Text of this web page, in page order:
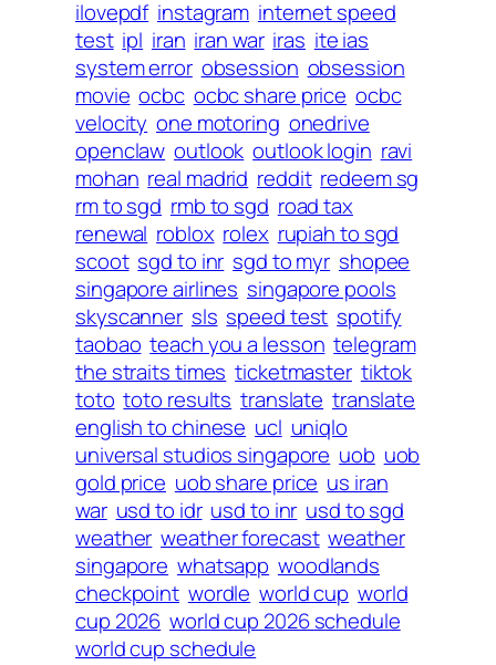
ilovepdf instagram internet speed
test ipl iran iran war iras ite ias
system error obsession obsession
movie ocbc ocbc share price ocbc
velocity one motoring onedrive
openclaw outlook outlook login ravi
mohan real madrid reddit redeem sg
rm to sgd rmb to sgd road tax
renewal roblox rolex rupiah to sgd
scoot sgd to inr sgd to myr shopee
singapore airlines singapore pools
skyscanner sls speed test spotify
taobao teach you a lesson telegram
the straits times ticketmaster tiktok
toto toto results translate translate
english to chinese ucl uniqlo
universal studios singapore uob uob
gold price uob share price us iran
war usd to idr usd to inr usd to sgd
weather weather forecast weather
singapore whatsapp woodlands
checkpoint wordle world cup world
cup 2026 world cup 2026 schedule
world cup schedule